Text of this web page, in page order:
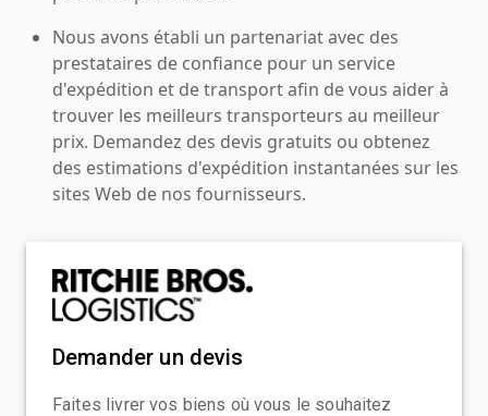
Nous avons établi un partenariat avec des
prestataires de confiance pour un service
d'expédition et de transport afin de vous aider à
trouver les meilleurs transporteurs au meilleur
prix. Demandez des devis gratuits ou obtenez
des estimations d'expédition instantanées sur les
sites Web de nos fournisseurs.
Demander un devis
Faites livrer vos biens où vous le souhaitez